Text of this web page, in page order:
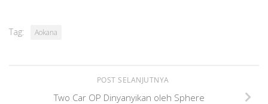
Tag: Aokana
POST SELANJUTNYA
Two Car OP Dinyanyikan oleh Sphere